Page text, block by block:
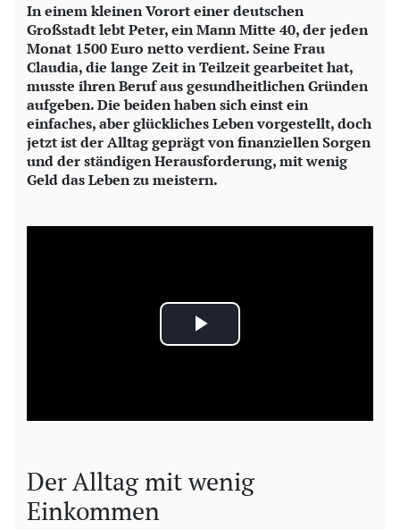
In einem kleinen Vorort einer deutschen
Großstadt lebt Peter, ein Mann Mitte 40, der jeden
Monat 1500 Euro netto verdient. Seine Frau
Claudia, die lange Zeit in Teilzeit gearbeitet hat,
musste ihren Beruf aus gesundheitlichen Gründen
aufgeben. Die beiden haben sich einst ein
einfaches, aber glückliches Leben vorgestellt, doch
jetzt ist der Alltag geprägt von finanziellen Sorgen
und der ständigen Herausforderung, mit wenig
Geld das Leben zu meistern.
P
a
Der Alltag mit wenig
Einkommen